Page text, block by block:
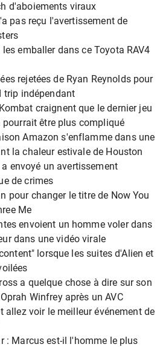
d'aboiements viraux
pas reçu l'avertissement de
emballer dans ce Toyota RAV4
rejetées de Ryan Reynolds pour
trip indépendant
craignent que le dernier jeu
être plus compliqué
Amazon s'enflamme dans une
la chaleur estivale de Houston
envoyé un avertissement
de crimes
pour changer le titre de Now You
Me
envoient un homme voler dans
dans une vidéo virale
lorsque les suites d'Alien et
a quelque chose à dire sur son
Winfrey après un AVC
allez voir le meilleur événement de
: Marcus est-il l'homme le plus